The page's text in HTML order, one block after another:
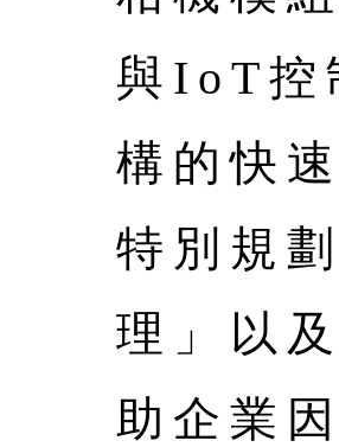
與IoT控
構的快
特別規
理」以
助企業